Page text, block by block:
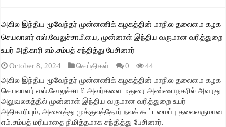
அகில இந்திய மூவேந்தர் முன்னணிக் கழகத்தின் மாநில தலைமை கழக
செயலாளர் எஸ்.வேலுச்சாமியை, முன்னாள் இந்திய வருமான வரித்துறை
உயர் அதிகாரி எம்.சம்பத் சந்தித்து பேசினார்
October 8, 2024
செய்திகள் 0
44
அகில இந்திய மூவேந்தர் முன்னணிக் கழகத்தின் மாநில தலைமை கழக
செயலாளர் எஸ்.வேலுச்சாமி அவர்களை மதுரை அண்ணாநகரில் அவரது
அலுவலகத்தில் முன்னாள் இந்திய வருமான வரித்துறை உயர்
அதிகாரியும், அனைத்து முக்குலத்தோர் நலக் கூட்டமைப்பு தலைவருமான
எம்.சம்பத் மரியாதை நிமித்தமாக சந்தித்து பேசினார்.